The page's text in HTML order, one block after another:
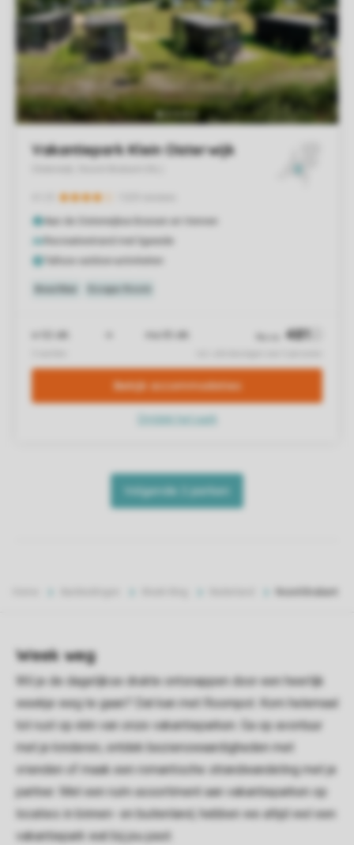
Week weg
Wil je de dagelijkse drukte ontsnappen door een heerlijk
weekje weg te gaan? Dat kan met Roompot. Kom helemaal
tot rust op één van onze vakantieparken. Ga op avontuur
met je kinderen, ontdek bezienswaardigheden met
vrienden of maak een romantische strandwandeling met je
partner. Met een ruim assortiment aan vakantieparken op
locaties in binnen- en buitenland, hebben we altijd wel een
vakantiepark wat bij jou past.